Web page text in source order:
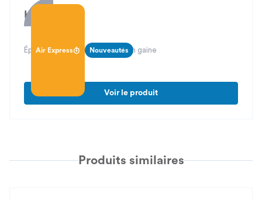
Air Express Nouveautés
Kalissia Air
Épurateur d’air et de surface en gaine
Voir le produit
Produits similaires